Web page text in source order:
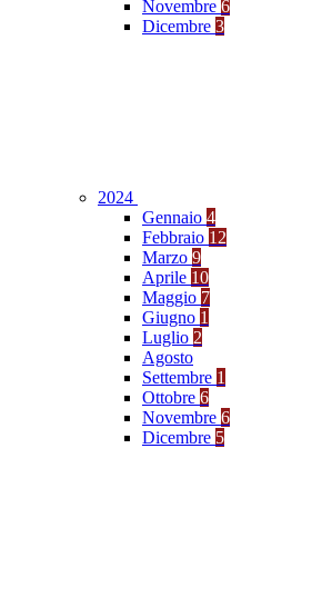
Novembre 6
Dicembre 3
2024
Gennaio 4
Febbraio 12
Marzo 9
Aprile 10
Maggio 7
Giugno 1
Luglio 2
Agosto
Settembre 1
Ottobre 6
Novembre 6
Dicembre 5